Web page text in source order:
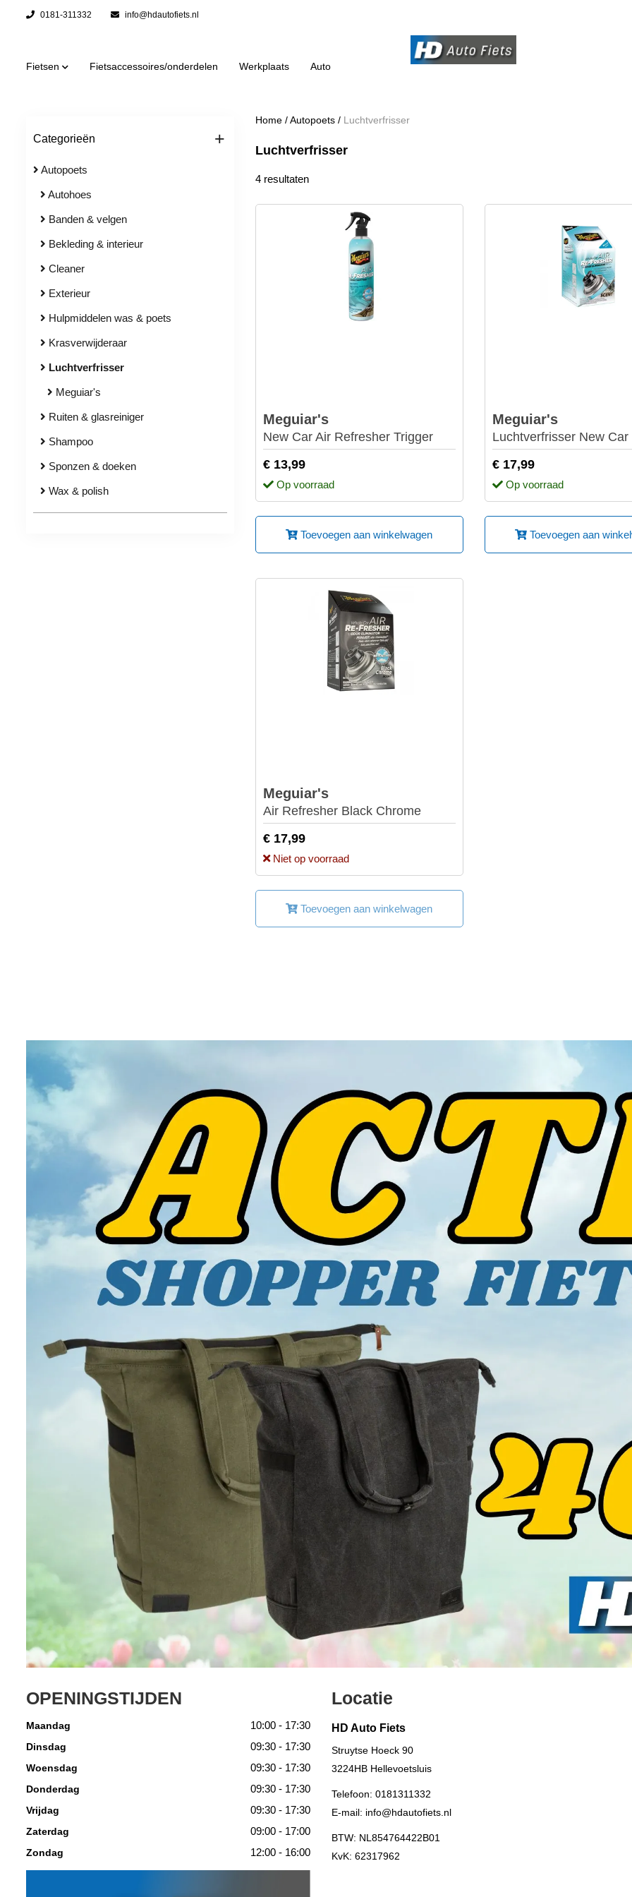
0181-311332 info@hdautofiets.nl
Fietsen Fietsaccessoires/onderdelen Werkplaats Auto
Categorieën +
Autopoets
Autohoes
Banden & velgen
Bekleding & interieur
Cleaner
Exterieur
Hulpmiddelen was & poets
Krasverwijderaar
Luchtverfrisser
Meguiar's
Ruiten & glasreiniger
Shampoo
Sponzen & doeken
Wax & polish
Home /Autopoets / Luchtverfrisser
Luchtverfrisser
4 resultaten
Meguiar's
New Car Air Refresher Trigger
€ 13,99
Op voorraad
Toevoegen aan winkelwagen
Meguiar's
Luchtverfrisser New Car
€ 17,99
Op voorraad
Toevoegen aan
Meguiar's
Air Refresher Black Chrome
€ 17,99
Niet op voorraad
Toevoegen aan winkelwagen
OPENINGSTIJDEN
Maandag 10:00 - 17:30
Dinsdag 09:30 - 17:30
Woensdag 09:30 - 17:30
Donderdag 09:30 - 17:30
Vrijdag 09:30 - 17:30
Zaterdag 09:00 - 17:00
Zondag 12:00 - 16:00
Locatie
HD Auto Fiets
Struytse Hoeck 90
3224HB Hellevoetsluis
Telefoon:0181311332
E-mail: info@hdautofiets.nl
BTW: NL854764422B01
KvK: 62317962